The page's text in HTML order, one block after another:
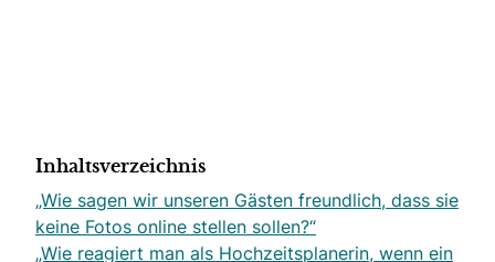
Inhaltsverzeichnis
„Wie sagen wir unseren Gästen freundlich, dass sie
keine Fotos online stellen sollen?“
„Wie reagiert man als Hochzeitsplanerin, wenn ein